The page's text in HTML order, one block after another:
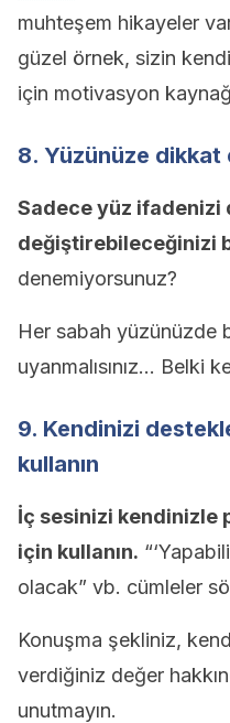
muhteşem hikayeler
güzel örnek, sizin
için motivasyon
8. Yüzünüze dikkat
Sadece yüz ifadenizi
değiştirebileceğinizi
denemiyorsunuz?
Her sabah yüzünüzde
uyanmalısınız… Belki
9. Kendinizi
kullanın
İç sesinizi kendinizle
için kullanın.
olacak” vb. cümleler
Konuşma şekliniz,
verdiğiniz değer
unutmayın.